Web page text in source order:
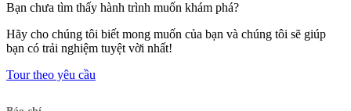
Bạn chưa tìm thấy hành trình muốn khám phá?
Hãy cho chúng tôi biết mong muốn của bạn và chúng tôi sẽ giúp
bạn có trải nghiệm tuyệt vời nhất!
Tour theo yêu cầu